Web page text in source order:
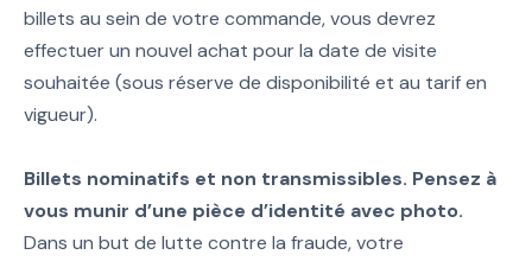
billets au sein de votre commande, vous devrez
effectuer un nouvel achat pour la date de visite
souhaitée (sous réserve de disponibilité et au tarif en
vigueur).
Billets nominatifs et non transmissibles. Pensez à
vous munir d’une pièce d’identité avec photo.
Dans un but de lutte contre la fraude, votre